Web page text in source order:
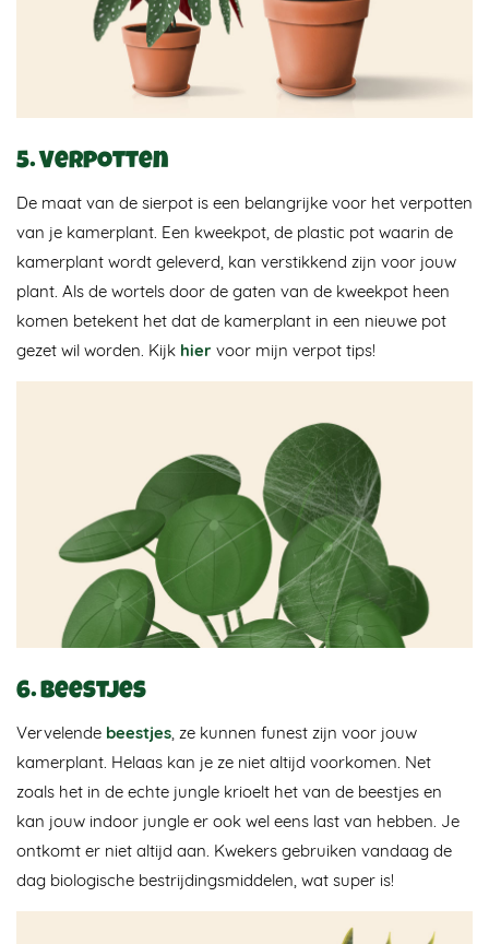
5. Verpotten
De maat van de sierpot is een belangrijke voor het verpotten
van je kamerplant. Een kweekpot, de plastic pot waarin de
kamerplant wordt geleverd, kan verstikkend zijn voor jouw
plant. Als de wortels door de gaten van de kweekpot heen
komen betekent het dat de kamerplant in een nieuwe pot
gezet wil worden. Kijk hier voor mijn verpot tips!
6. Beestjes
Vervelende beestjes, ze kunnen funest zijn voor jouw
kamerplant. Helaas kan je ze niet altijd voorkomen. Net
zoals het in de echte jungle krioelt het van de beestjes en
kan jouw indoor jungle er ook wel eens last van hebben. Je
ontkomt er niet altijd aan. Kwekers gebruiken vandaag de
dag biologische bestrijdingsmiddelen, wat super is!